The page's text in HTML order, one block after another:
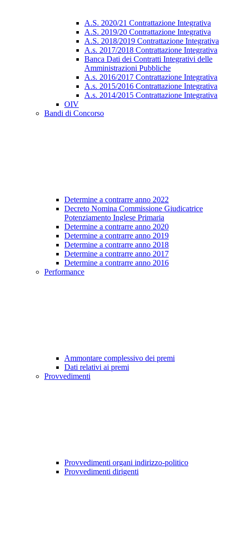
A.S. 2020/21 Contrattazione Integrativa
A.S. 2019/20 Contrattazione Integrativa
A.S. 2018/2019 Contrattazione Integrativa
A.s. 2017/2018 Contrattazione Integrativa
Banca Dati dei Contratti Integrativi delle
Amministrazioni Pubbliche
A.s. 2016/2017 Contrattazione Integrativa
A.s. 2015/2016 Contrattazione Integrativa
A.s. 2014/2015 Contrattazione Integrativa
OIV
Bandi di Concorso
Determine a contrarre anno 2022
Decreto Nomina Commissione Giudicatrice
Potenziamento Inglese Primaria
Determine a contrarre anno 2020
Determine a contrarre anno 2019
Determine a contrarre anno 2018
Determine a contrarre anno 2017
Determine a contrarre anno 2016
Performance
Ammontare complessivo dei premi
Dati relativi ai premi
Provvedimenti
Provvedimenti organi indirizzo-politico
Provvedimenti dirigenti